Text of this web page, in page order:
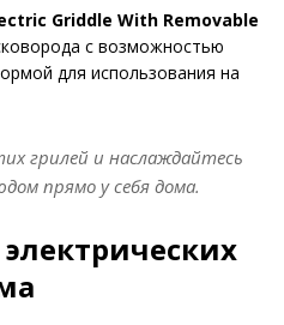
Griddle With Removable
с возможностью
для использования на
грилей и наслаждайтесь
прямо у себя дома.